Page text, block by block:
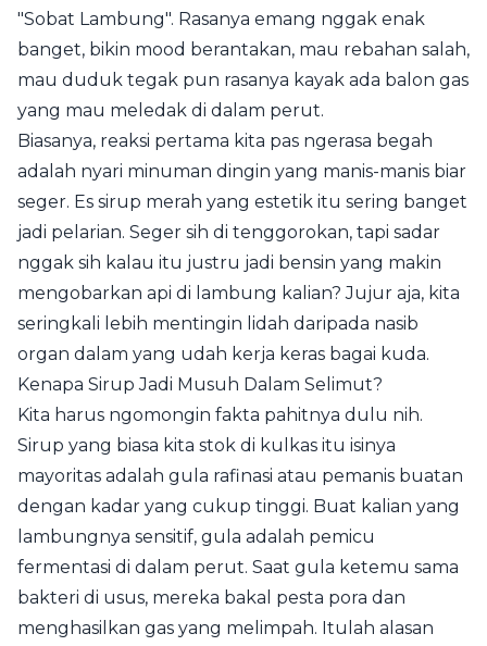
"Sobat Lambung". Rasanya emang nggak enak
banget, bikin mood berantakan, mau rebahan salah,
mau duduk tegak pun rasanya kayak ada balon gas
yang mau meledak di dalam perut.
Biasanya, reaksi pertama kita pas ngerasa begah
adalah nyari minuman dingin yang manis-manis biar
seger. Es sirup merah yang estetik itu sering banget
jadi pelarian. Seger sih di tenggorokan, tapi sadar
nggak sih kalau itu justru jadi bensin yang makin
mengobarkan api di lambung kalian? Jujur aja, kita
seringkali lebih mentingin lidah daripada nasib
organ dalam yang udah kerja keras bagai kuda.
Kenapa Sirup Jadi Musuh Dalam Selimut?
Kita harus ngomongin fakta pahitnya dulu nih.
Sirup yang biasa kita stok di kulkas itu isinya
mayoritas adalah gula rafinasi atau pemanis buatan
dengan kadar yang cukup tinggi. Buat kalian yang
lambungnya sensitif, gula adalah pemicu
fermentasi di dalam perut. Saat gula ketemu sama
bakteri di usus, mereka bakal pesta pora dan
menghasilkan gas yang melimpah. Itulah alasan